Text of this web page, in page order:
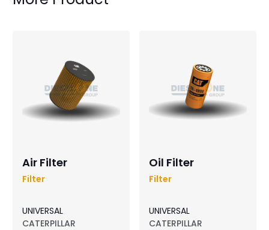
Air Filter
Filter
UNIVERSAL
CATERPILLAR
Oil Filter
Filter
UNIVERSAL
CATERPILLAR